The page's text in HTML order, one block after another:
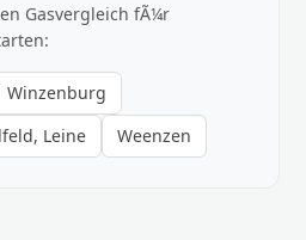
Gasvergleich fÃ¼r
Winzenburg
Leine
Weenzen